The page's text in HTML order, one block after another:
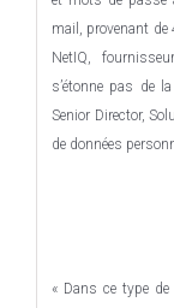
mail, provenant de
NetIQ,
s’étonne pas de
Senior Director,
de données
« Dans ce type